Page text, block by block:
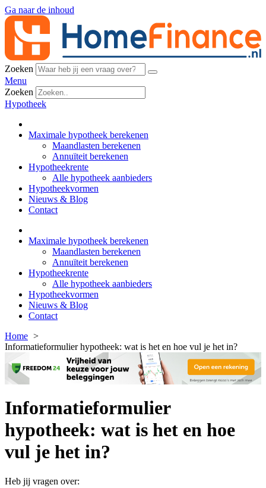
Ga naar de inhoud
Zoeken
Menu
Zoeken
Hypotheek
Maximale hypotheek berekenen
Maandlasten berekenen
Annuïteit berekenen
Hypotheekrente
Alle hypotheek aanbieders
Hypotheekvormen
Nieuws & Blog
Contact
Maximale hypotheek berekenen
Maandlasten berekenen
Annuïteit berekenen
Hypotheekrente
Alle hypotheek aanbieders
Hypotheekvormen
Nieuws & Blog
Contact
Home
Informatieformulier hypotheek: wat is het en hoe vul je het in?
Informatieformulier
hypotheek: wat is het en hoe
vul je het in?
Heb jij vragen over: